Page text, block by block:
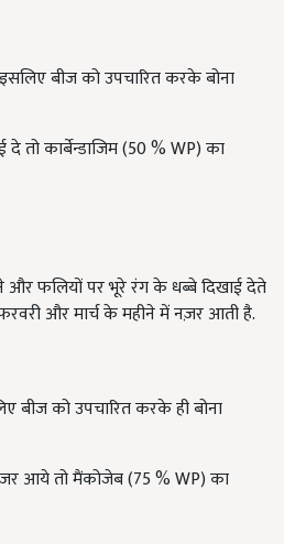
बीज को उपचारित करके बोना
तो कार्बेन्डाजिम (50 % WP) का
और फलियों पर भूरे रंग के धब्बे दिखाई देते
और मार्च के महीने में नज़र आती है.
बीज को उपचारित करके ही बोना
आये तो मैंकोजेब (75 % WP) का